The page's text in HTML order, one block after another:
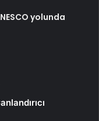
yolunda